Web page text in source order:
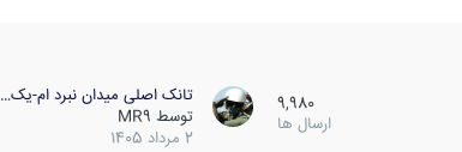
9,980
ارسال ها
تانک اصلی میدان نبرد ام-یک…
توسط MR9
2 مرداد 1405